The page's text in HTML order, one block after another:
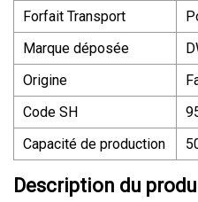
Forfait Transport
Marque déposée
Origine
Code SH
Capacité de production
Description du